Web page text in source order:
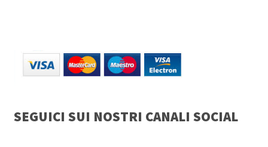
SEGUICI SUI NOSTRI CANALI SOCIAL